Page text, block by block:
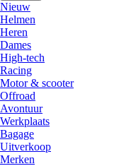
Nieuw
Helmen
Heren
Dames
High-tech
Racing
Motor & scooter
Offroad
Avontuur
Werkplaats
Bagage
Uitverkoop
Merken